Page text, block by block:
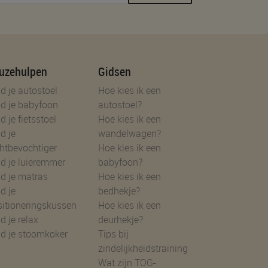
je autostoel
je babyfoon
je fietsstoel
je
je luieremmer
je matras
je
je relax
je stoomkoker
Gidsen
Hoe kies ik een
autostoel?
Hoe kies ik een
wandelwagen?
Hoe kies ik een
babyfoon?
Hoe kies ik een
bedhekje?
Hoe kies ik een
deurhekje?
Tips bij
zindelijkheidstraining
Wat zijn TOG-